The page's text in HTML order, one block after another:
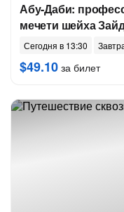
Абу-Даби:
мечети шейха
Сегодня в 13:30
$49.10 за билет